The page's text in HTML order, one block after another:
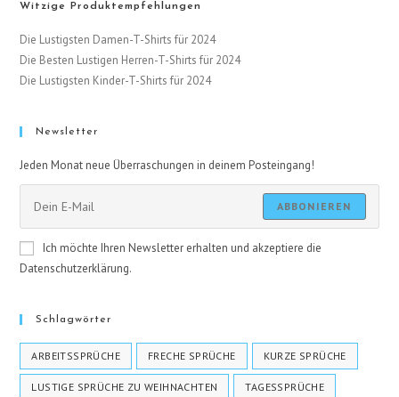
Witzige Produktempfehlungen
Die Lustigsten Damen-T-Shirts für 2024
Die Besten Lustigen Herren-T-Shirts für 2024
Die Lustigsten Kinder-T-Shirts für 2024
Newsletter
Jeden Monat neue Überraschungen in deinem Posteingang!
ABBONIEREN
Ich möchte Ihren Newsletter erhalten und akzeptiere die
Datenschutzerklärung.
Schlagwörter
ARBEITSSPRÜCHE FRECHE SPRÜCHE KURZE SPRÜCHE
LUSTIGE SPRÜCHE ZU WEIHNACHTEN TAGESSPRÜCHE